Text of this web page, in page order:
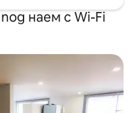
наем с Wi-Fi